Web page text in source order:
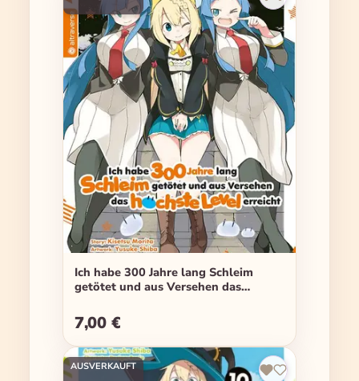
Ich habe 300 Jahre lang Schleim
getötet und aus Versehen das
Regulärer Preis:
7,00 €
AUSVERKAUFT